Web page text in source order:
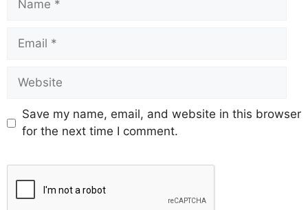
Save my name, email, and website in this browser
for the next time I comment.